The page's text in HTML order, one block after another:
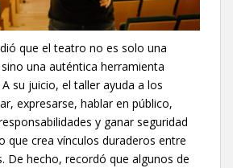
que el teatro no es solo una
una auténtica herramienta
su juicio, el taller ayuda a los
expresarse, hablar en público,
y ganar seguridad
que crea vínculos duraderos entre
De hecho, recordó que algunos de